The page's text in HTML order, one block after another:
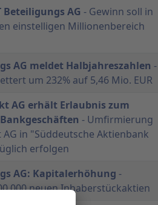
Beteiligungs AG - Gewinn soll in
einstelligen Millionenbereich
AG meldet Halbjahreszahlen -
um 232% auf 5,46 Mio. EUR
AG erhält Erlaubnis zum
- Umfirmierung
AG in "Süddeutsche Aktienbank
erfolgen
AG: Kapitalerhöhung -
neuen Inhaberstückaktien